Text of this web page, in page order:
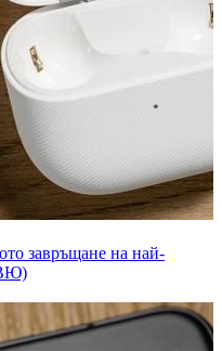
завръщане на най-